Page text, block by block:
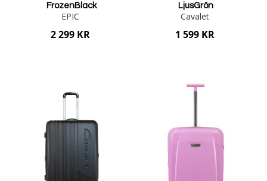
FrozenBlack
EPIC
2 299 KR
LjusGrön
Cavalet
1 599 KR